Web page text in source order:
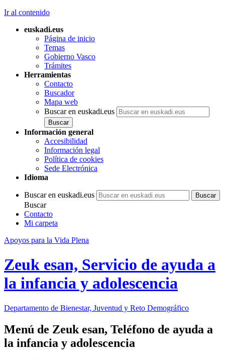
Ir al contenido
euskadi.eus
Página de inicio
Temas
Gobierno Vasco
Trámites
Herramientas
Contacto
Buscador
Mapa web
Buscar en euskadi.eus
Información general
Accesibilidad
Información legal
Política de cookies
Sede Electrónica
Idioma
Buscar en euskadi.eus
Buscar
Contacto
Mi carpeta
Apoyos para la Vida Plena
Zeuk esan, Servicio de ayuda a
la infancia y adolescencia
Departamento de Bienestar, Juventud y Reto Demográfico
Menú de Zeuk esan, Teléfono de ayuda a
la infancia y adolescencia